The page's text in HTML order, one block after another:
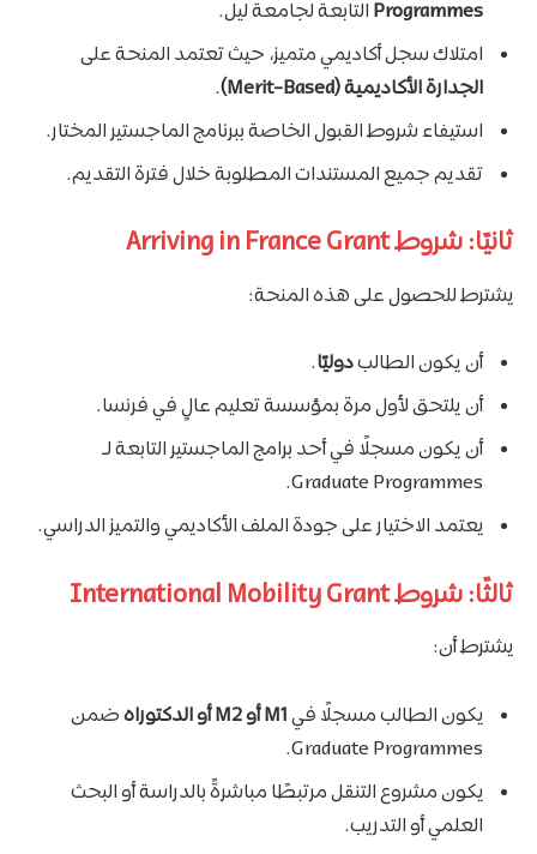
Programmes التابعة لجامعة ليل.
امتلاك سجل أكاديمي متميز، حيث تعتمد المنحة على
الجدارة الأكاديمية (Merit-Based)
.
استيفاء شروط القبول الخاصة ببرنامج الماجستير المختار.
تقديم جميع المستندات المطلوبة خلال فترة التقديم.
ثانيًا: شروط Arriving in France Grant
يشترط للحصول على هذه المنحة:
أن يكون الطالبدوليًا.
أن يلتحق لأول مرة بمؤسسة تعليم عالٍ في فرنسا.
أن يكون مسجلًا في أحد برامج الماجستير التابعة لـ
Graduate Programmes.
يعتمد الاختيار على جودة الملف الأكاديمي والتميز الدراسي.
ثالثًا: شروط International Mobility Grant
يشترط أن:
يكون الطالب مسجلًا فيM1 أو M2 أو الدكتوراه
ضمن
Graduate Programmes.
يكون مشروع التنقل مرتبطًا مباشرةً بالدراسة أو البحث
العلمي أو التدريب.